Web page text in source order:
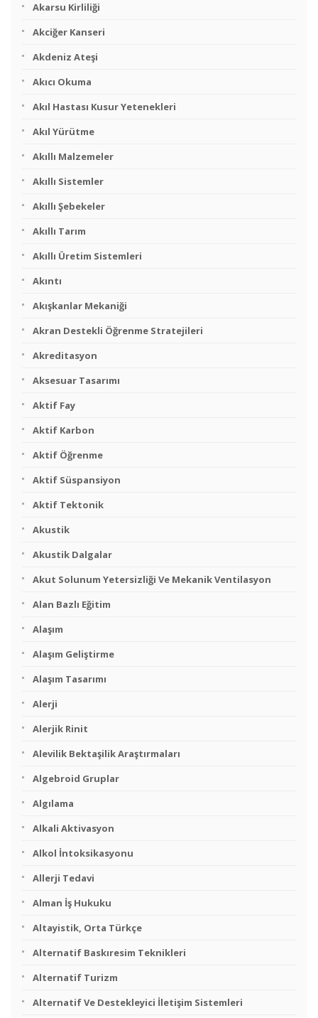
Akarsu Kirliliği
Akciğer Kanseri
Akdeniz Ateşi
Akıcı Okuma
Akıl Hastası Kusur Yetenekleri
Akıl Yürütme
Akıllı Malzemeler
Akıllı Sistemler
Akıllı Şebekeler
Akıllı Tarım
Akıllı Üretim Sistemleri
Akıntı
Akışkanlar Mekaniği
Akran Destekli Öğrenme Stratejileri
Akreditasyon
Aksesuar Tasarımı
Aktif Fay
Aktif Karbon
Aktif Öğrenme
Aktif Süspansiyon
Aktif Tektonik
Akustik
Akustik Dalgalar
Akut Solunum Yetersizliği Ve Mekanik Ventilasyon
Alan Bazlı Eğitim
Alaşım
Alaşım Geliştirme
Alaşım Tasarımı
Alerji
Alerjik Rinit
Alevilik Bektaşilik Araştırmaları
Algebroid Gruplar
Algılama
Alkali Aktivasyon
Alkol İntoksikasyonu
Allerji Tedavi
Alman İş Hukuku
Altayistik, Orta Türkçe
Alternatif Baskıresim Teknikleri
Alternatif Turizm
Alternatif Ve Destekleyici İletişim Sistemleri